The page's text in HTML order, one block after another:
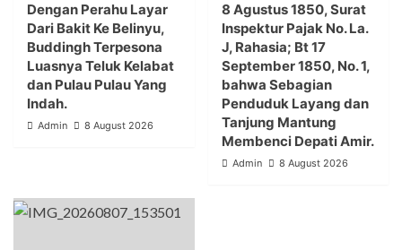
Dengan Perahu Layar
Dari Bakit Ke Belinyu,
Buddingh Terpesona
Luasnya Teluk Kelabat
dan Pulau Pulau Yang
Indah.
Admin 8 August 2026
8 Agustus 1850, Surat
Inspektur Pajak No. La.
J, Rahasia; Bt 17
September 1850, No. 1,
bahwa Sebagian
Penduduk Layang dan
Tanjung Mantung
Membenci Depati Amir.
Admin 8 August 2026